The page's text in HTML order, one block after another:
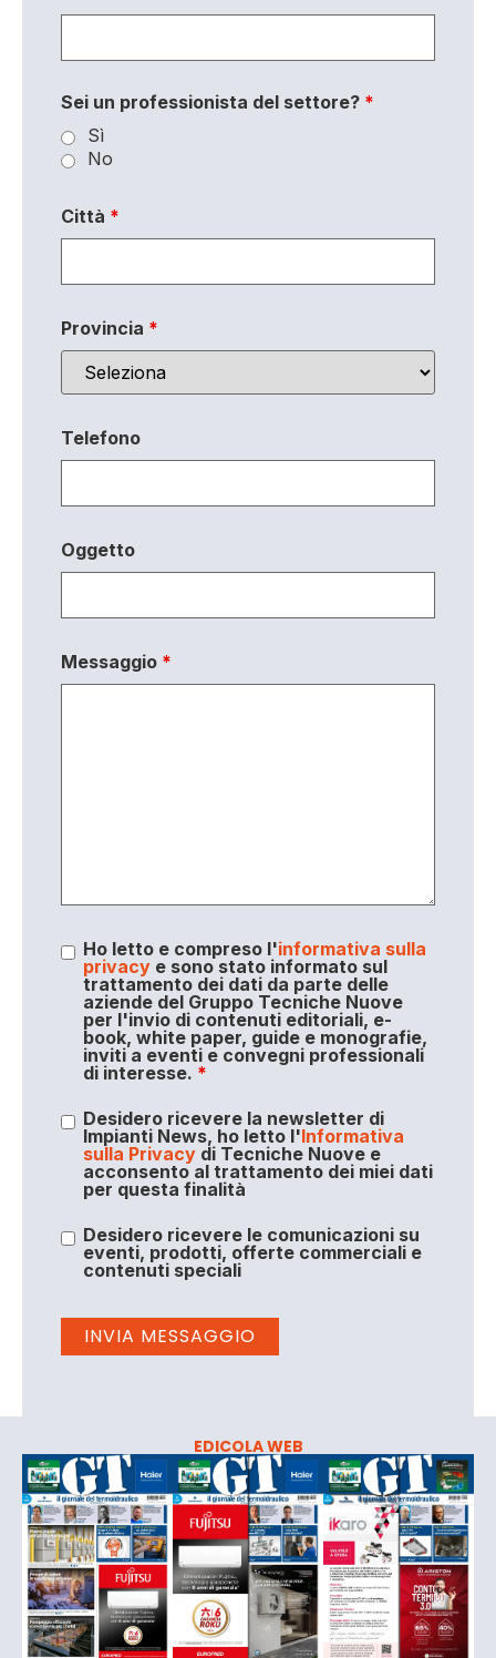
Sei un professionista del settore? *
Sì
No
Città *
Provincia *
Telefono
Oggetto
Messaggio *
Ho letto e compreso l'informativa sulla
privacye sono stato informato sul
trattamento dei dati da parte delle
aziende del Gruppo Tecniche Nuove
per l'invio di contenuti editoriali, e-
book, white paper, guide e monografie,
inviti a eventi e convegni professionali
di interesse. *
Desidero ricevere la newsletter di
Impianti News, ho letto l'Informativa
sulla Privacydi Tecniche Nuove e
acconsento al trattamento dei miei dati
per questa finalità
Desidero ricevere le comunicazioni su
eventi, prodotti, offerte commerciali e
contenuti speciali
EDICOLA WEB